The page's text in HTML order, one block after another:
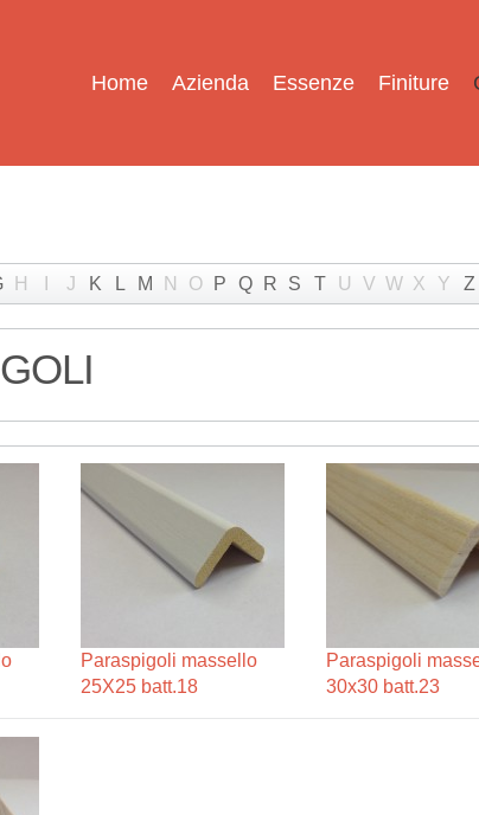
Home Azienda Essenze Finiture
H J K L M N O P Q R S T U V W X Y Z
Paraspigoli massello
25X25 batt.18
Paraspigoli
30x30 batt.23